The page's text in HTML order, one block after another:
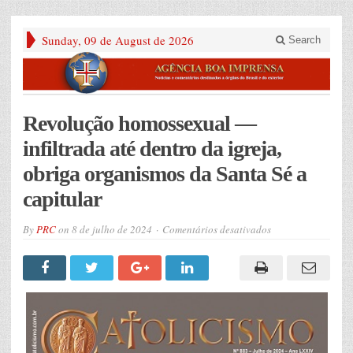
Sunday, 09 de August de 2026 Search
Revolução homossexual —
infiltrada até dentro da igreja,
obriga organismos da Santa Sé a
capitular
ByPRCon 8 de julho de 2024 Comentários desativadosem
infiltrada
dentro
igreja,
obriga
organismos